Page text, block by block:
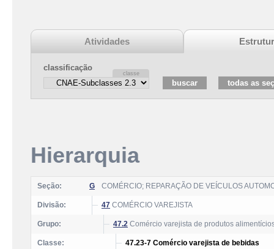
Atividades
classificação
Hierarquia
Seção: G COMÉRCIO; REPARAÇÃO DE VEÍCULOS
Divisão: 47 COMÉRCIO VAREJISTA
Grupo: 47.2 Comércio varejista de produtos
Classe: 47.23-7 Comércio varejista de bebidas